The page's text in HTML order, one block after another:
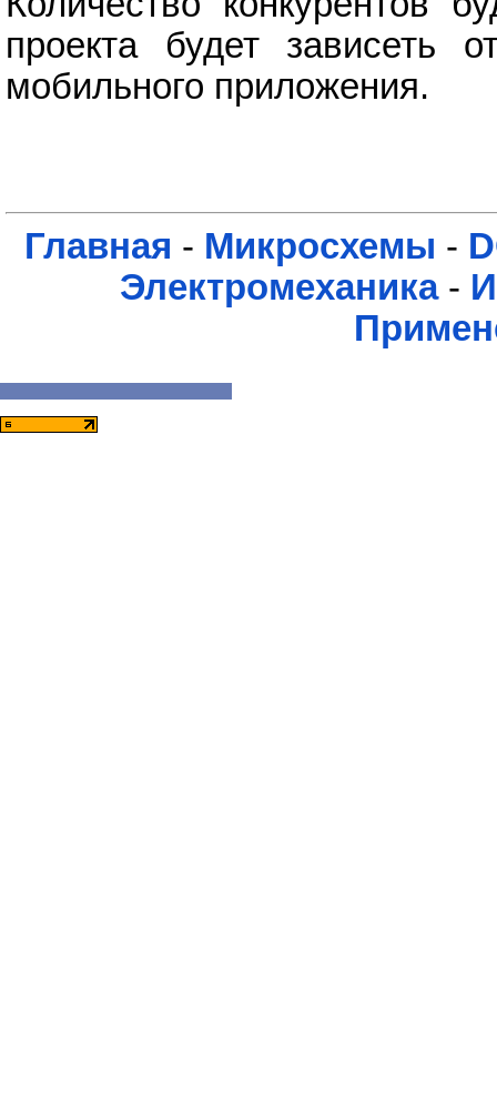
проекта будет зависеть
мобильного приложения.
Главная - Микросхемы -
Электромеханика-